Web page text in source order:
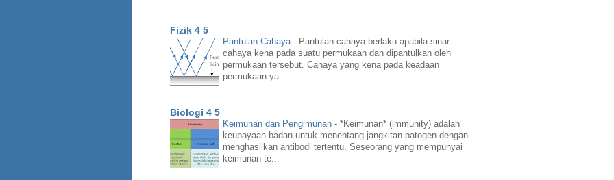
Fizik 4 5
Pantulan Cahaya - Pantulan cahaya berlaku apabila sinar
cahaya kena pada suatu permukaan dan dipantulkan oleh
permukaan tersebut. Cahaya yang kena pada keadaan
permukaan ya...
Biologi 4 5
Keimunan dan Pengimunan - *Keimunan* (immunity) adalah
keupayaan badan untuk menentang jangkitan patogen dengan
menghasilkan antibodi tertentu. Seseorang yang mempunyai
keimunan te...